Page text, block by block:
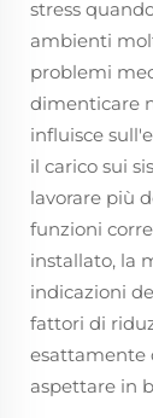
stress
ambienti
problemi
dimenticare
influisce
il carico sui
lavorare più
funzioni
installato, la
indicazioni
fattori di
esattamente
aspettare in